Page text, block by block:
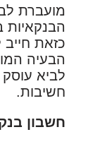
מועברת
הבנקאיות
כזאת חייב
הבעיה
לביא עוסק
חשיבות.
חשבון בנק